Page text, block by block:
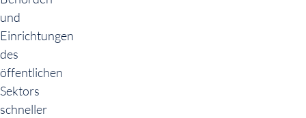
und
Einrichtungen
des
öffentlichen
Sektors
schneller